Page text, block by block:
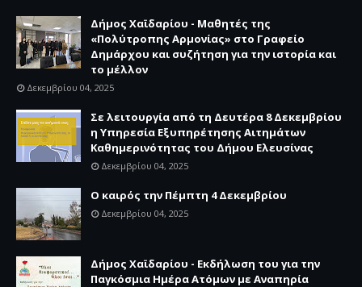
Δήμος Χαϊδαρίου - Μαθητές της
«Πολύτροπης Αρμονίας» στο Γραφείο
Δημάρχου και συζήτηση για την ιστορία και
το μέλλον
Δεκεμβρίου 04, 2025
Σε λειτουργία από τη Δευτέρα 8 Δεκεμβρίου
η Υπηρεσία Εξυπηρέτησης Αιτημάτων
Καθημερινότητας του Δήμου Ελευσίνας
Δεκεμβρίου 04, 2025
Ο καιρός την Πέμπτη 4 Δεκεμβρίου
Δεκεμβρίου 04, 2025
Δήμος Χαϊδαρίου - Εκδήλωση του για την
Παγκόσμια Ημέρα Ατόμων με Αναπηρία